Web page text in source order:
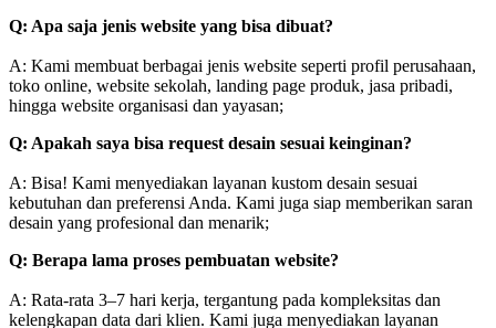
Q: Apa saja jenis website yang bisa dibuat?
A: Kami membuat berbagai jenis website seperti profil perusahaan,
toko online, website sekolah, landing page produk, jasa pribadi,
hingga website organisasi dan yayasan;
Q: Apakah saya bisa request desain sesuai keinginan?
A: Bisa! Kami menyediakan layanan kustom desain sesuai
kebutuhan dan preferensi Anda. Kami juga siap memberikan saran
desain yang profesional dan menarik;
Q: Berapa lama proses pembuatan website?
A: Rata-rata 3–7 hari kerja, tergantung pada kompleksitas dan
kelengkapan data dari klien. Kami juga menyediakan layanan